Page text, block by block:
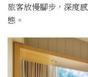
旅客放慢腳步，深度
態。